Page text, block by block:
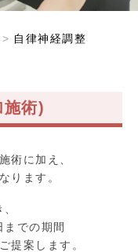
自律神経調整
施術)
術に加え、
ります。
での期間
提案します。